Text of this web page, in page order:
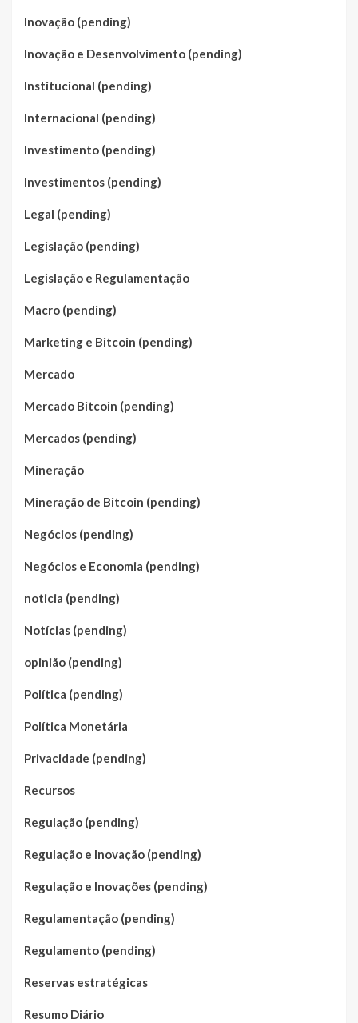
Inovação (pending)
Inovação e Desenvolvimento (pending)
Institucional (pending)
Internacional (pending)
Investimento (pending)
Investimentos (pending)
Legal (pending)
Legislação (pending)
Legislação e Regulamentação
Macro (pending)
Marketing e Bitcoin (pending)
Mercado
Mercado Bitcoin (pending)
Mercados (pending)
Mineração
Mineração de Bitcoin (pending)
Negócios (pending)
Negócios e Economia (pending)
noticia (pending)
Notícias (pending)
opinião (pending)
Política (pending)
Política Monetária
Privacidade (pending)
Recursos
Regulação (pending)
Regulação e Inovação (pending)
Regulação e Inovações (pending)
Regulamentação (pending)
Regulamento (pending)
Reservas estratégicas
Resumo Diário